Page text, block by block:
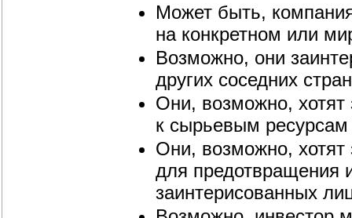
Может быть,
на конкретном или
Возможно, они
других соседних
Они, возможно, хотят
к сырьевым
Они, возможно, хотят
для предотвращения
заинтерисованных